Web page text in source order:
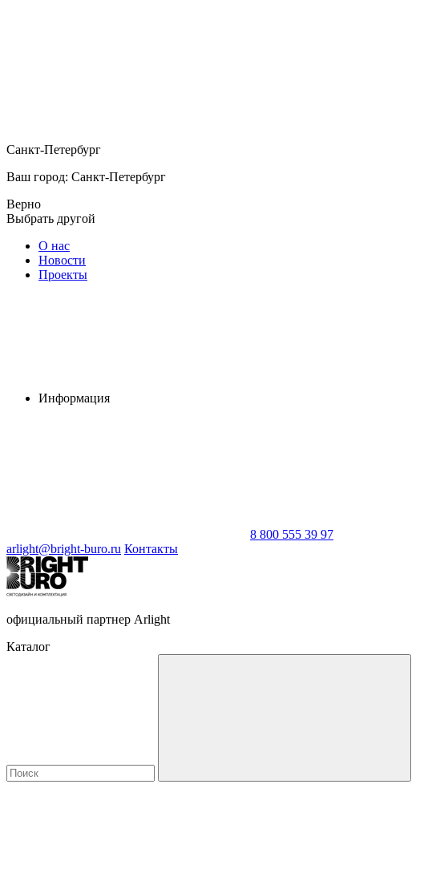
Санкт-Петербург
Ваш город: Санкт-Петербург
Верно
Выбрать другой
О нас
Новости
Проекты
Информация
8 800 555 39 97
arlight@bright-buro.ru Контакты
официальный партнер Arlight
Каталог